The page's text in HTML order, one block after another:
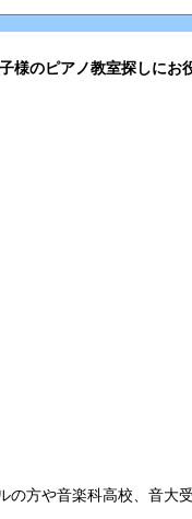
様のピアノ教室探しにお
方や音楽科高校、音大